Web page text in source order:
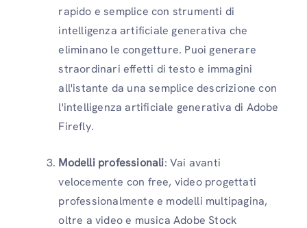
rapido e semplice con strumenti di
intelligenza artificiale generativa che
eliminano le congetture. Puoi generare
straordinari effetti di testo e immagini
all'istante da una semplice descrizione con
l'intelligenza artificiale generativa di Adobe
Firefly.
Modelli professionali: Vai avanti
velocemente con free, video progettati
professionalmente e modelli multipagina,
oltre a video e musica Adobe Stock